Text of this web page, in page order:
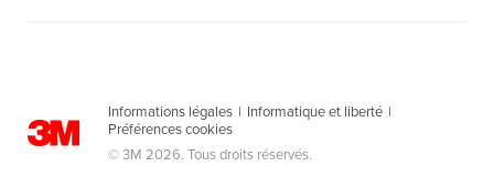
Informations légales | Informatique et liberté |
Préférences cookies
© 3M 2026. Tous droits réservés.